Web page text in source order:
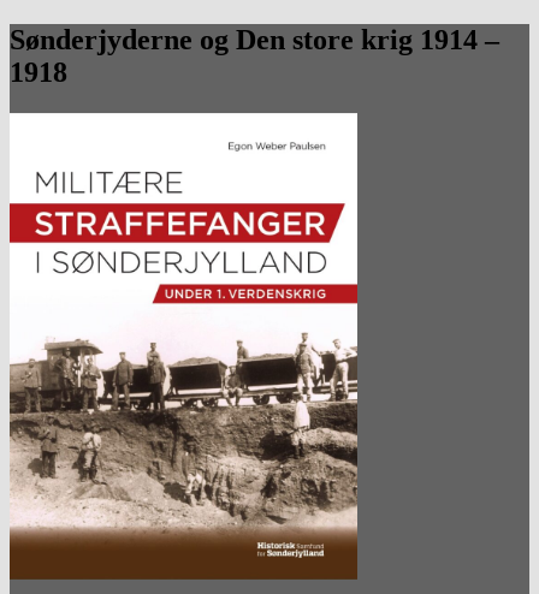
Sønderjyderne og Den store krig 1914 –
1918